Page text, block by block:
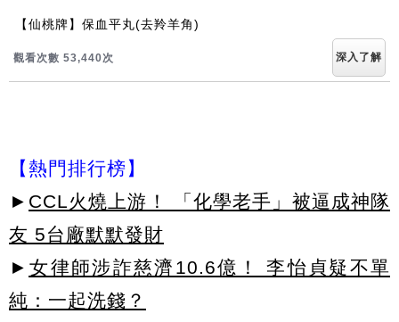
【仙桃牌】保血平丸(去羚羊角)
觀看次數 53,443次 深入了解
【熱門排行榜】
► CCL火燒上游！ 「化學老手」被逼成神隊
友 5台廠默默發財
► 女律師涉詐慈濟10.6億！ 李怡貞疑不單
純：一起洗錢？